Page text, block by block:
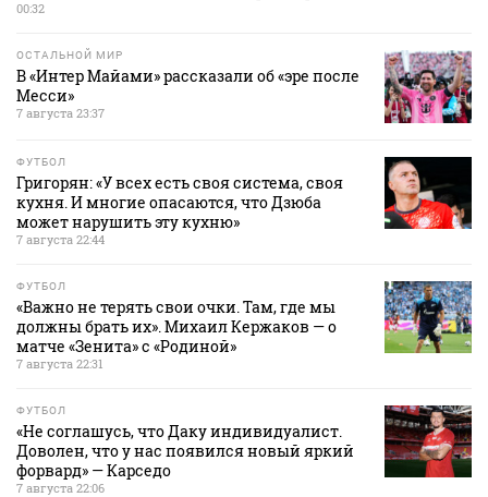
00:32
ОСТАЛЬНОЙ МИР
В «Интер Майами» рассказали об «эре после
Месси»
7 августа 23:37
ФУТБОЛ
Григорян: «У всех есть своя система, своя
кухня. И многие опасаются, что Дзюба
может нарушить эту кухню»
7 августа 22:44
ФУТБОЛ
«Важно не терять свои очки. Там, где мы
должны брать их». Михаил Кержаков — о
матче «Зенита» с «Родиной»
7 августа 22:31
ФУТБОЛ
«Не соглашусь, что Даку индивидуалист.
Доволен, что у нас появился новый яркий
форвард» — Карседо
7 августа 22:06